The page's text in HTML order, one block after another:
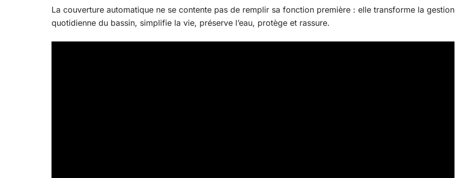
La couverture automatique ne se contente pas de remplir sa fonction première : elle transforme la gestion
quotidienne du bassin, simplifie la vie, préserve l’eau, protège et rassure.